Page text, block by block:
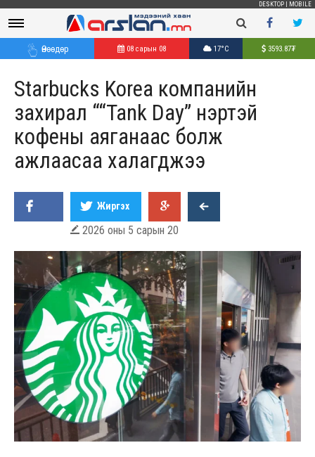
DESKTOP MOBILE
Өнөөдөр 08 сарын 08 17°C 3593.87₮
Starbucks Korea компанийн
захирал ““Tank Day” нэртэй
кофены аяганаас болж
ажлаасаа халагджээ
Жиргэх
 2026 оны 5 сарын 20